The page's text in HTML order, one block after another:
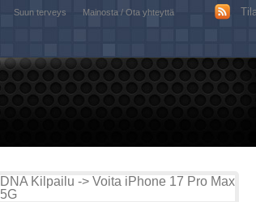
Suun terveys Mainosta / Ota yhteyttä
DNA Kilpailu -> Voita iPhone 17 Pro Max
5G